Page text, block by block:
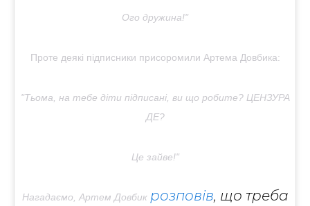
Ого дружина!"
Проте деякі підписники присоромили Артема Довбика:
"Тьома, на тебе діти підписані, ви що робите? ЦЕНЗУРА
ДЕ?
Це зайве!"
Нагадаємо, Артем Довбик розповів, що треба